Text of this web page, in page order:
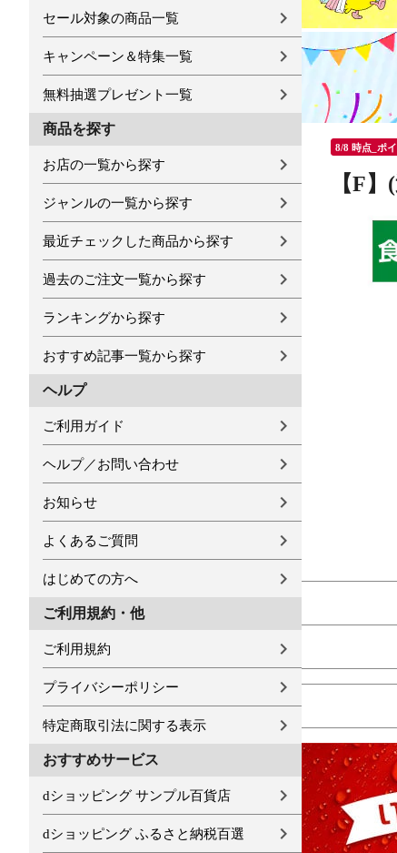
セール対象の商品一覧
キャンペーン＆特集一覧
無料抽選プレゼント一覧
商品を探す
お店の一覧から探す
ジャンルの一覧から探す
最近チェックした商品から探す
過去のご注文一覧から探す
ランキングから探す
おすすめ記事一覧から探す
ヘルプ
ご利用ガイド
ヘルプ／お問い合わせ
お知らせ
よくあるご質問
はじめての方へ
ご利用規約・他
ご利用規約
プライバシーポリシー
特定商取引法に関する表示
おすすめサービス
dショッピング サンプル百貨店
dショッピング ふるさと納税百選
8/8 時点_ポ
【F